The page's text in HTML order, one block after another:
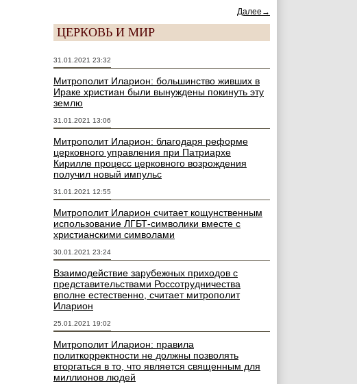
Далее→
ЦЕРКОВЬ И МИР
31.01.2021 23:32
Митрополит Иларион: большинство живших в
Ираке христиан были вынуждены покинуть эту
землю
31.01.2021 13:06
Митрополит Иларион: благодаря реформе
церковного управления при Патриархе
Кирилле процесс церковного возрождения
получил новый импульс
31.01.2021 12:55
Митрополит Иларион считает кощунственным
использование ЛГБТ-символики вместе с
христианскими символами
30.01.2021 23:24
Взаимодействие зарубежных приходов с
представительствами Россотрудничества
вполне естественно, считает митрополит
Иларион
25.01.2021 19:02
Митрополит Иларион: правила
политкорректности не должны позволять
вторгаться в то, что является священным для
миллионов людей